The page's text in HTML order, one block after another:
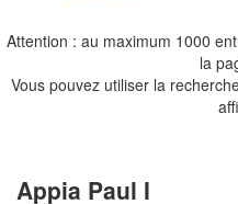
Attention : au maximum 1000
la
Vous pouvez utiliser la
Appia Paul I